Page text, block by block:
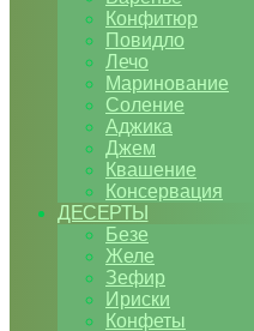
Конфитюр
Повидло
Лечо
Маринование
Соление
Аджика
Джем
Квашение
Консервация
ДЕСЕРТЫ
Безе
Желе
Зефир
Ириски
Конфеты